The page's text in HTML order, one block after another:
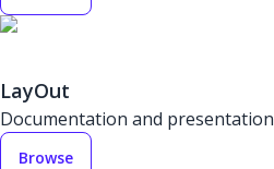
LayOut
Documentation and presentation
Browse